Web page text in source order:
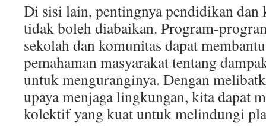
Di sisi lain, pentingnya pendidikan dan
tidak boleh diabaikan. Program-
sekolah dan komunitas dapat
pemahaman masyarakat tentang
untuk menguranginya. Dengan
upaya menjaga lingkungan, kita dapat
kolektif yang kuat untuk melindungi